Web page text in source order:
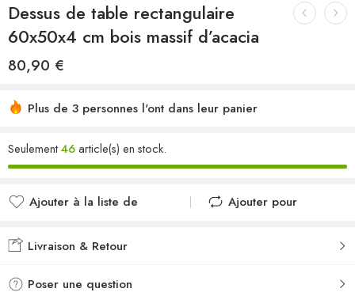
Dessus de table rectangulaire
60x50x4 cm bois massif d’acacia
80,90 €
Plus de 3 personnes l'ont dans leur panier
Seulement46article(s) en stock.
Ajouter à la liste de
Ajouté à la liste de
Ajouter pour
Livraison & Retour
Poser une question